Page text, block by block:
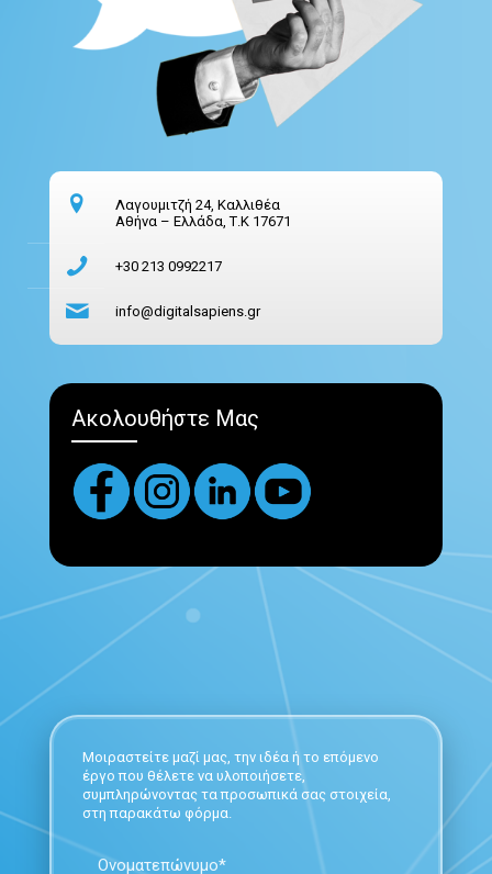
Λαγουμιτζή 24, Καλλιθέα
Αθήνα – Ελλάδα, Τ.Κ 17671
+30 213 0992217
info@digitalsapiens.gr
Ακολουθήστε Μας
Μοιραστείτε μαζί μας, την ιδέα ή το επόμενο
έργο που θέλετε να υλοποιήσετε,
συμπληρώνοντας τα προσωπικά σας στοιχεία,
στη παρακάτω φόρμα.